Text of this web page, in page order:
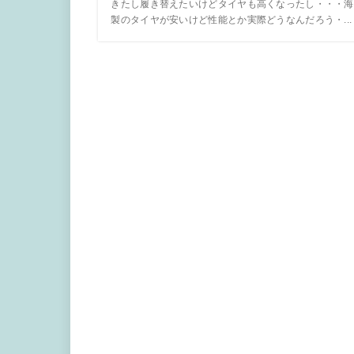
きたし履き替えたいけどタイヤも高くなったし・・・
製のタイヤが安いけど性能とか実際どうなんだろう・...